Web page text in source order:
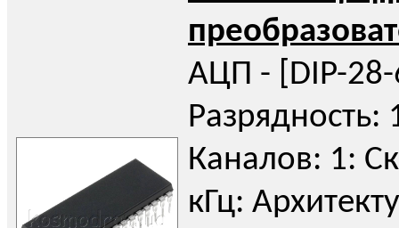
АЦП - [DIP-
Разрядность:
Каналов: 1:
кГц: